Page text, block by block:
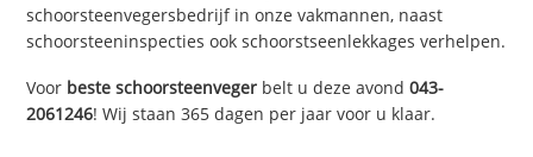
schoorsteenvegersbedrijf in onze vakmannen, naast
schoorsteeninspecties ook schoorstseenlekkages verhelpen.
Voor beste schoorsteenveger belt u deze avond043-
2061246! Wij staan 365 dagen per jaar voor u klaar.